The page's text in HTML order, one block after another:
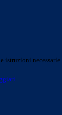
istruzioni necessarie.